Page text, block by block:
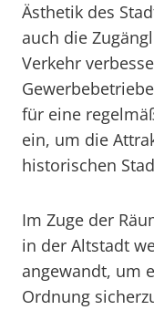
Ästhetik des
auch die
Verkehr
für eine
ein, um die
historischen
Im Zuge der
in der Altstadt
angewandt, um
Ordnung